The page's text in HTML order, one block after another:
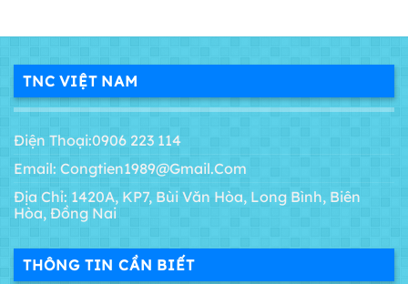
TNC VIỆT NAM
Điện Thoại:0906 223 114
Email: Congtien1989@gmail.com
Địa Chỉ: 1420A, KP7, Bùi Văn Hòa, Long Bình, Biên
Hòa, Đồng Nai
THÔNG TIN CẦN BIẾT